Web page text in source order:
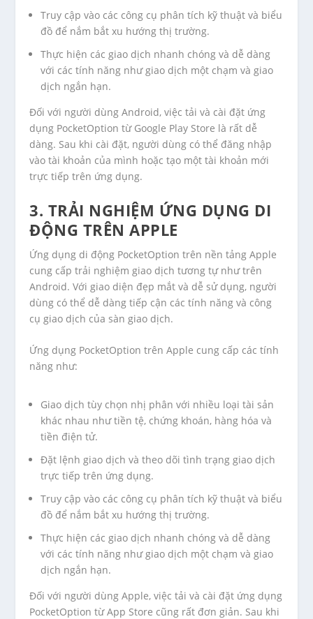
Truy cập vào các công cụ phân tích kỹ thuật và biểu
đồ để nắm bắt xu hướng thị trường.
Thực hiện các giao dịch nhanh chóng và dễ dàng
với các tính năng như giao dịch một chạm và giao
dịch ngắn hạn.
Đối với người dùng Android, việc tải và cài đặt ứng
dụng PocketOption từ Google Play Store là rất dễ
dàng. Sau khi cài đặt, người dùng có thể đăng nhập
vào tài khoản của mình hoặc tạo một tài khoản mới
trực tiếp trên ứng dụng.
3. TRẢI NGHIỆM ỨNG DỤNG DI
ĐỘNG TRÊN APPLE
Ứng dụng di động PocketOption trên nền tảng Apple
cung cấp trải nghiệm giao dịch tương tự như trên
Android. Với giao diện đẹp mắt và dễ sử dụng, người
dùng có thể dễ dàng tiếp cận các tính năng và công
cụ giao dịch của sàn giao dịch.
Ứng dụng PocketOption trên Apple cung cấp các tính
năng như:
Giao dịch tùy chọn nhị phân với nhiều loại tài sản
khác nhau như tiền tệ, chứng khoán, hàng hóa và
tiền điện tử.
Đặt lệnh giao dịch và theo dõi tình trạng giao dịch
trực tiếp trên ứng dụng.
Truy cập vào các công cụ phân tích kỹ thuật và biểu
đồ để nắm bắt xu hướng thị trường.
Thực hiện các giao dịch nhanh chóng và dễ dàng
với các tính năng như giao dịch một chạm và giao
dịch ngắn hạn.
Đối với người dùng Apple, việc tải và cài đặt ứng dụng
PocketOption từ App Store cũng rất đơn giản. Sau khi